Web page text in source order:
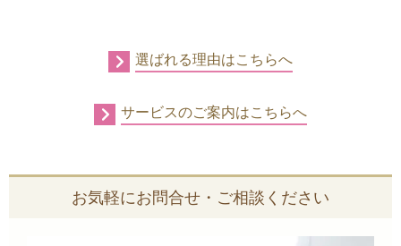
選ばれる理由はこちらへ
サービスのご案内はこちらへ
お気軽にお問合せ・ご相談ください